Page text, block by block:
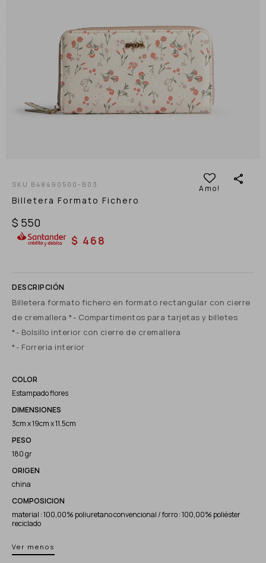
B48490500-B03
Billetera Formato Fichero
$ 550
$ 468
Billetera formato fichero en formato rectangular con cierre
de cremallera *- Compartimentos para tarjetas y billetes
*- Bolsillo interior con cierre de cremallera
*- Forreria interior
COLOR
Estampado flores
DIMENSIONES
3cm x 19cm x 11.5cm
PESO
180 gr
ORIGEN
china
COMPOSICION
material : 100,00% poliuretano convencional / forro : 100,00% poliéster
reciclado
Ver menos